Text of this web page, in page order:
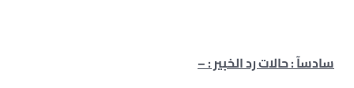
سادسآ : حالات رد الخبير : –